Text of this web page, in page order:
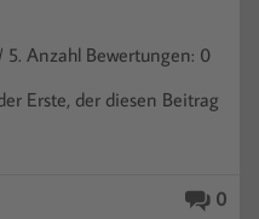
/ 5. Anzahl Bewertungen: 0
Erste, der diesen Beitrag
0